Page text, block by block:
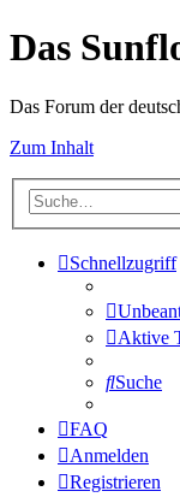
Das
Das Forum der
Zum Inhalt
Schnellzugriff
Aktive
Suche
FAQ
Anmelden
Registrieren